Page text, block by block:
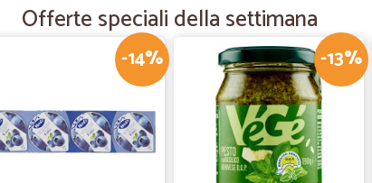
Nadia M.
.......
..............
—Sandra C.
Professionali
Offerte speciali della settimana
-14% -13%